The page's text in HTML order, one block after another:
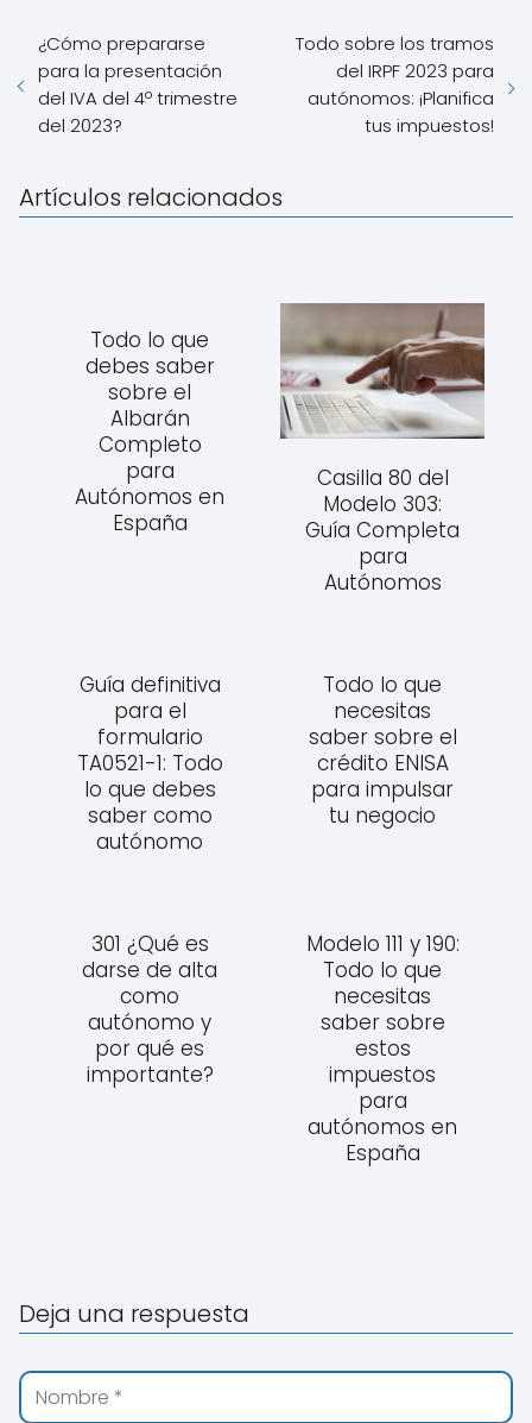
¿Cómo prepararse
para la presentación
del IVA del 4º trimestre
del 2023?
Todo sobre los tramos
del IRPF 2023 para
autónomos: ¡Planifica
tus impuestos!
Artículos relacionados
Todo lo que
debes saber
sobre el
Albarán
Completo
para
Autónomos en
España
Casilla 80 del
Modelo 303:
Guía Completa
para
Autónomos
Guía definitiva
para el
formulario
TA0521-1: Todo
lo que debes
saber como
autónomo
Todo lo que
necesitas
saber sobre el
crédito ENISA
para impulsar
tu negocio
301 ¿Qué es
darse de alta
como
autónomo y
por qué es
importante?
Modelo 111 y 190:
Todo lo que
necesitas
saber sobre
estos
impuestos
para
autónomos en
España
Deja una respuesta